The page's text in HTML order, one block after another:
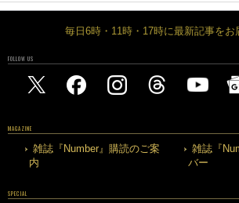
毎日6時・11時・17時に最新記事をお
FOLLOW US
MAGAZINE
雑誌『Number』購読のご案
内
雑誌『
バー
SPECIAL